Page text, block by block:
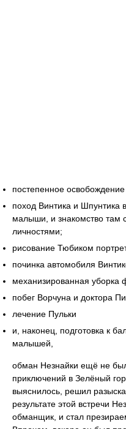
постепенное
поход Винтика и Шпунтика
малыши, и знакомство там
личностями;
рисование Тюбиком
починка автомобиля
механизированная уборка
побег Ворчуна и доктора
лечение Пульки
и, наконец, подготовка к
малышей,
обман Незнайки ещё не
приключений в Зелёный
выяснилось, решил
результате этой встречи
обманщик, и стал